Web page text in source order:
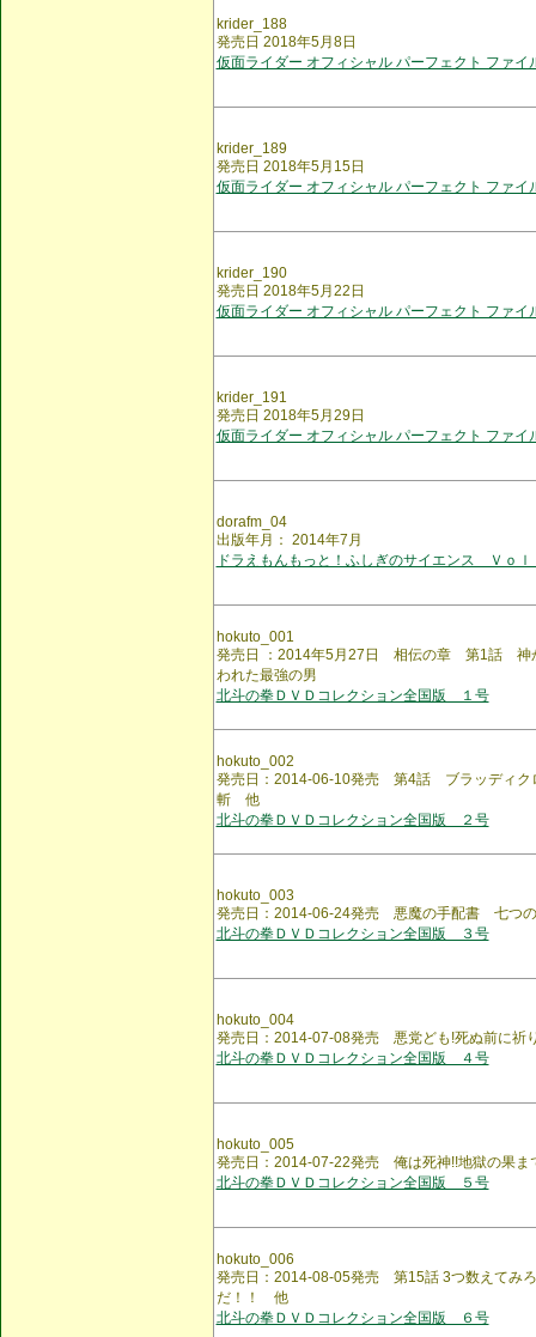
krider_188
発売日 2018年5月8日
仮面ライダー オフィシャル パーフェクト ファイ
krider_189
発売日 2018年5月15日
仮面ライダー オフィシャル パーフェクト ファイ
krider_190
発売日 2018年5月22日
仮面ライダー オフィシャル パーフェクト ファイ
krider_191
発売日 2018年5月29日
仮面ライダー オフィシャル パーフェクト ファイ
dorafm_04
出版年月： 2014年7月
ドラえもんもっと！ふしぎのサイエンス Ｖｏｌ
hokuto_001
発売日 ：2014年5月27日 相伝の章 第1話 神
われた最強の男
北斗の拳ＤＶＤコレクション全国版 １号
hokuto_002
発売日：2014-06-10発売 第4話 ブラッディク
斬 他
北斗の拳ＤＶＤコレクション全国版 ２号
hokuto_003
発売日：2014-06-24発売 悪魔の手配書 七つ
北斗の拳ＤＶＤコレクション全国版 ３号
hokuto_004
発売日：2014-07-08発売 悪党ども!死ぬ前に祈
北斗の拳ＤＶＤコレクション全国版 ４号
hokuto_005
発売日：2014-07-22発売 俺は死神!!地獄の果
北斗の拳ＤＶＤコレクション全国版 ５号
hokuto_006
発売日：2014-08-05発売 第15話 3つ数えてみ
だ！！ 他
北斗の拳ＤＶＤコレクション全国版 ６号